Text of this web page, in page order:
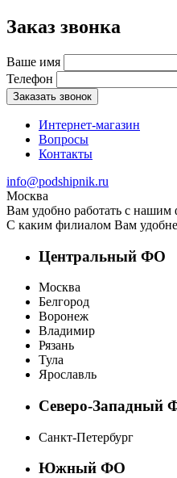
Заказ звонка
Ваше имя
Телефон
Заказать звонок
Интернет-магазин
Вопросы
Контакты
info@podshipnik.ru
Москва
Вам удобно работать с нашим
С каким филиалом Вам
Центральный ФО
Москва
Белгород
Воронеж
Владимир
Рязань
Тула
Ярославль
Северо-Западный
Санкт-Петербург
Южный ФО